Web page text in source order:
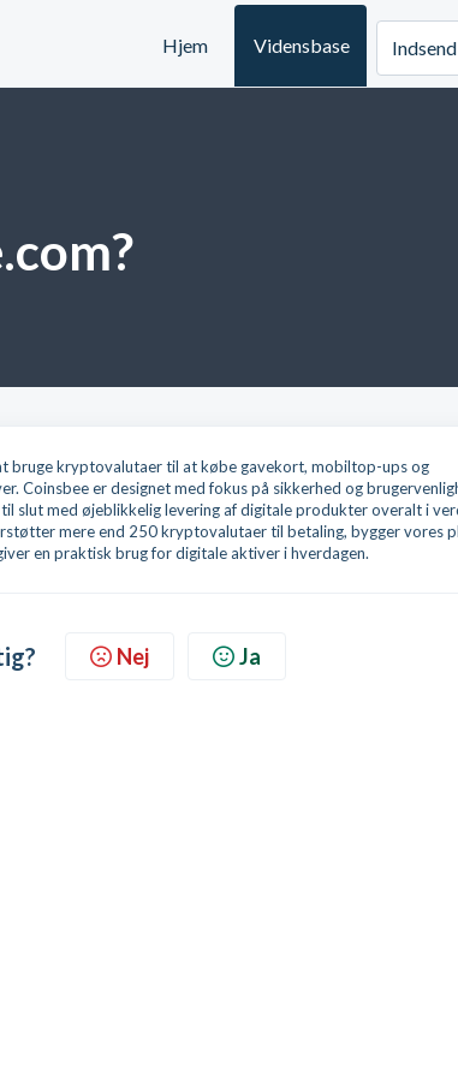
Hjem Vidensbase
bruge kryptovalutaer til at købe gavekort, mobiltop-ups og
Coinsbee er designet med fokus på sikkerhed og
slut med øjeblikkelig levering af digitale produkter overalt i
mere end 250 kryptovalutaer til betaling, bygger vores
en praktisk brug for digitale aktiver i hverdagen.
Nej Ja